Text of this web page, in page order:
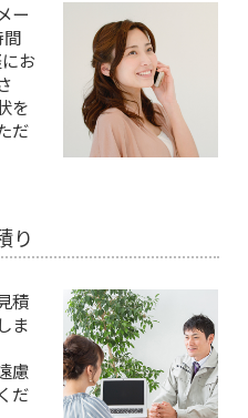
ー
間
お
を
だ
り
積
ま
慮
だ